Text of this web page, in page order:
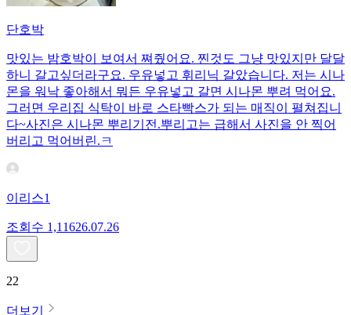
단호박
맛있는 밤호박이 보여서 쪄줬어요. 찐것도 그냥 맛있지만 달달
하니 갈고싶더라구요. 우유넣고 휘리닉 갈았습니다. 저는 시나
몬을 워낙 좋아해서 뭐든 우유넣고 갈면 시나몬 뿌려 먹어요.
그러면 우리집 식탁이 바로 스타빡스가 되는 매직이 펼쳐집니
다~사진은 시나몬 뿌리기전.뿌리고는 급해서 사진을 안 찍어
버리고 먹어버린.ㅋ
이리스1
조회수 1,11626.07.26
22
더보기